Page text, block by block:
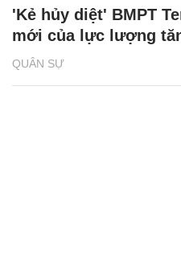
QUÂN SỰ
'Kẻ hủy diệt' BMPT
mới của lực lượng